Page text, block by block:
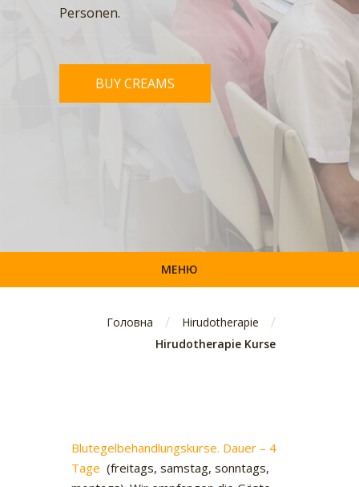
Personen.
BUY CREAMS
МЕНЮ
Головна / Hirudotherapie /
Hirudotherapie Kurse
Blutegelbehandlungskurse. Dauer – 4
Tage (freitags, samstag, sonntags,